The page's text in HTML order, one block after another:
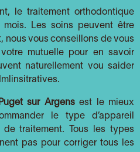
le traitement orthodontique
Les soins peuvent être
nous vous conseillons de vous
mutuelle pour en savoir
naturellement vou saider
sur Argensest le mieux
le type d’appareil
traitement. Tous les types
pas pour corriger tous les